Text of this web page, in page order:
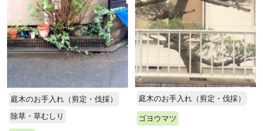
庭木のお手入れ（剪定・伐採）
除草・草むしり
庭木のお手入れ（剪定・伐採）
ゴヨウマツ